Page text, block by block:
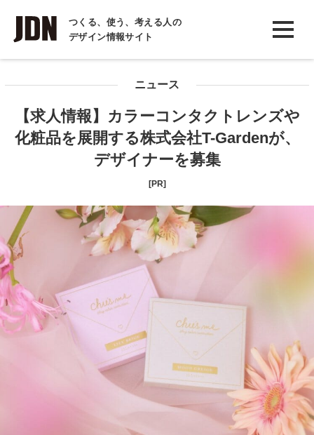
つくる、使う、考える人の
デザイン情報サイト
INTERVIEW
インタビュー
COLUMN
ニュース
【求人情報】カラーコンタクトレンズや
化粧品を展開する株式会社T-Gardenが、
デザイナーを募集
[PR]